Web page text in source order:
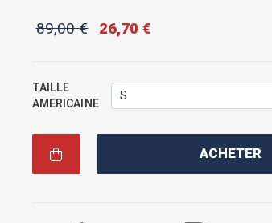
89,00€
Le
89,00 €.
26,70€
TAILLE
AMERICAINE
ACHETER